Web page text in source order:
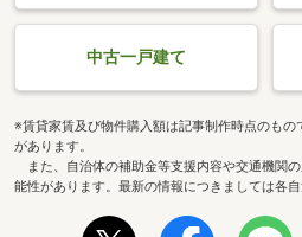
中古一戸建て
※賃貸家賃及び物件購入額は記事制作時点のも
があります。
また、自治体の補助金等支援内容や交通機関
能性があります。最新の情報につきましては各